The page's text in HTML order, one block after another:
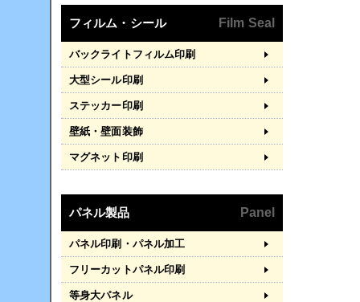
フィルム・シール Film Seal
バックライトフィルム印刷
大型シール印刷
ステッカー印刷
壁紙・壁面装飾
マグネット印刷
パネル製品 Panel
パネル印刷・パネル加工
フリーカットパネル印刷
等身大パネル